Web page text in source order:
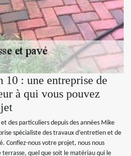
: une entreprise de
à qui vous pouvez
des particuliers depuis des années Mike
spécialiste des travaux d’entretien et de
Confiez-nous votre projet, nous nous
quel que soit le matériau qui le